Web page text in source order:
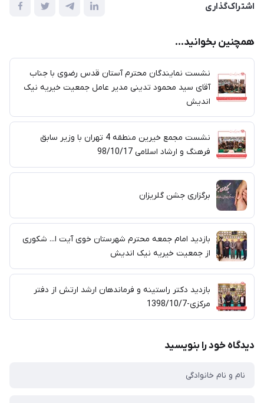
اشتراک‌گذاری
همچنین بخوانید...
نشست نمایندگان محترم آستان قدس رضوی با جناب
آقای سید محمود تدینی مدیر عامل جمعیت خیریه نیک
اندیش
نشست مجمع خیرین منطقه 4 تهران با وزیر سابق
فرهنگ و ارشاد اسلامی 98/10/17
برگزاری جشن گلریزان
بازدید امام جمعه محترم شهرستان خوی آیت ا... شکوری
از جمعیت خیریه نیک اندیش
بازدید دکتر راستینه و فرماندهان ارشد ارتش از دفتر
مرکزی-1398/10/7
دیدگاه خود را بنویسید